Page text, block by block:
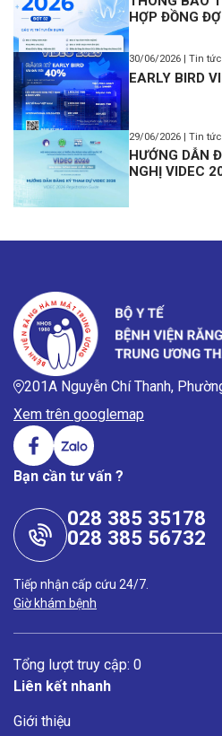
HỢP ĐỒNG
30/06/2026 | Tin
EARLY BIRD
29/06/2026 | Tin
HƯỚNG DẪN
NGHỊ VIDEC
201A Nguyễn Chí Thanh,
Xem trên googlemap
Bạn cần tư vấn ?
028 385 35178
028 385 56732
Tiếp nhận cấp cứu 24/7.
Giờ khám bệnh
Tổng lượt truy cập: 0
Liên kết nhanh
Giới thiệu